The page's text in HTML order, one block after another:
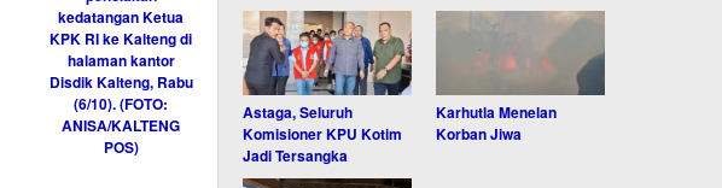
Astaga, Seluruh
Komisioner KPU Kotim
Jadi Tersangka
Karhutla Menelan
Korban Jiwa